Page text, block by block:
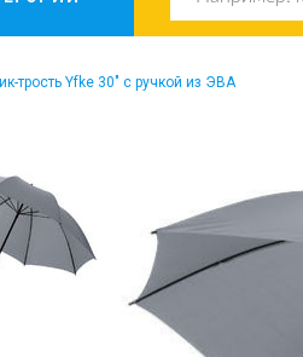
трость Yfke 30" с ручкой из ЭВА